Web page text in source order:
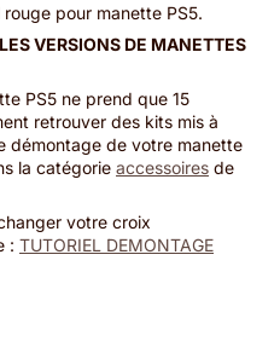
pour manette PS5.
VERSIONS DE MANETTES
PS5 ne prend que 15
retrouver des kits mis à
démontage de votre manette
la catégorie accessoires de
votre croix
: TUTORIEL DEMONTAGE